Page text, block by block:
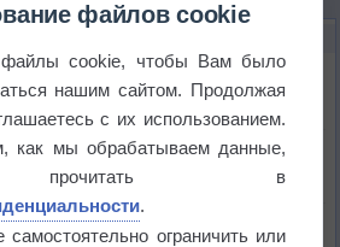
6 августа
6 августа
Петербурге 6 августа
файлов cookie
cookie, чтобы Вам было
нашим сайтом. Продолжая
с их использованием.
как мы обрабатываем данные,
в
.
ограничить или